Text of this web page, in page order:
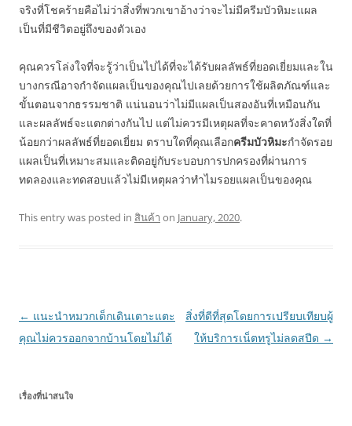
จริงที่โชคร้ายคือไม่ว่าสิ่งที่พวกเขาอ้างว่าจะไม่มีครีมบัวหิมะแผล
เป็นที่มีชีวิตอยู่ถึงของตัวเอง
คุณควรโล่งใจที่จะรู้ว่าเป็นไปได้ที่จะได้รับผลลัพธ์ที่ยอดเยี่ยมและใน
บางกรณีอาจกำจัดแผลเป็นของคุณไปเลยด้วยการใช้ผลิตภัณฑ์และ
ขั้นตอนจากธรรมชาติ แน่นอนว่าไม่มีแผลเป็นสองอันที่เหมือนกัน
และผลลัพธ์จะแตกต่างกันไป แต่ไม่ควรมีเหตุผลที่จะคาดหวังสิ่งใดที่
น้อยกว่าผลลัพธ์ที่ยอดเยี่ยม ตราบใดที่คุณเลือกครีมบัวหิมะกำจัดรอย
แผลเป็นที่เหมาะสมและติดอยู่กับระบอบการปกครองที่ผ่านการ
ทดลองและทดสอบแล้วไม่มีเหตุผลว่าทำไมรอยแผลเป็นของคุณ
This entry was posted in สินค้า on January, 2020.
Post
navigation
← แนะนำหมวกเด็กเดินเตาะแตะ
คุณไม่ควรออกจากบ้านโดยไม่ได้
สิ่งที่ดีที่สุดโดยการเปรียบเทียบผู้
ให้บริการเน็ตทรูไม่ลดสปีด →
เรื่องที่น่าสนใจ